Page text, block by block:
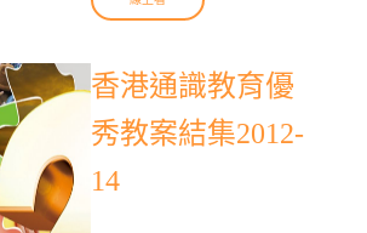
香港通識教育優
秀教案結集2012-
14